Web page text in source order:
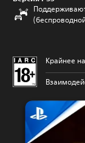
Крайнее